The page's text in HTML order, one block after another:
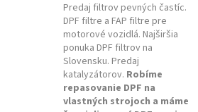
Predaj filtrov pevných častíc.
DPF filtre a FAP filtre pre
motorové vozidlá. Najširšia
ponuka DPF filtrov na
Slovensku. Predaj
katalyzátorov. Robíme
repasovanie DPF na
vlastných strojoch a máme